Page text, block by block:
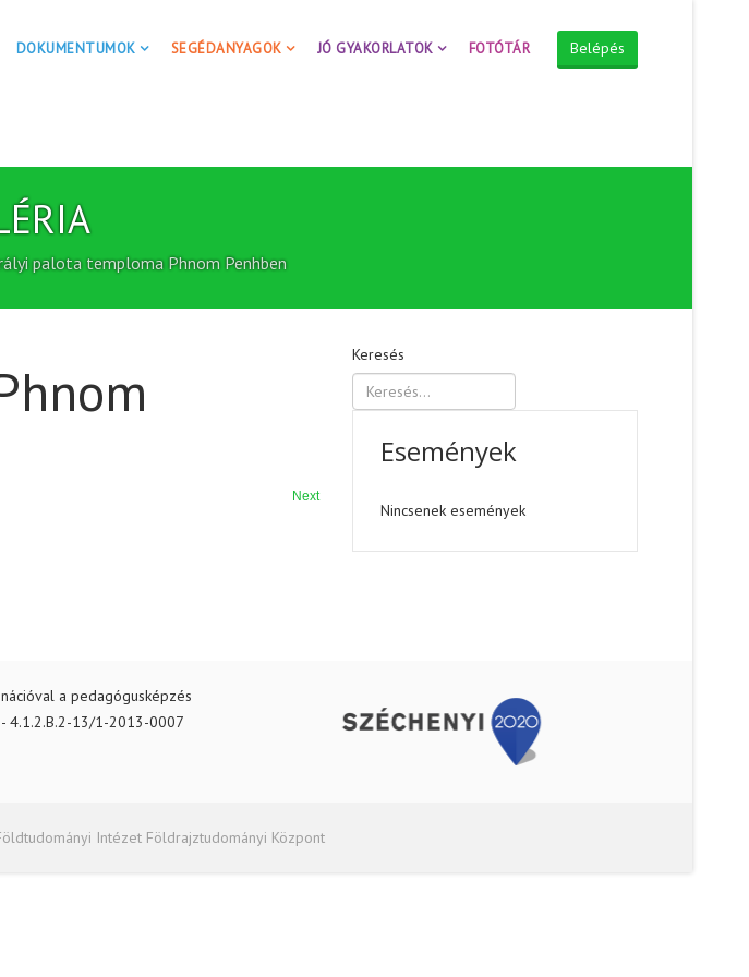
Belépés
DOKUMENTUMOK SEGÉDANYAGOK JÓ GYAKORLATOK FOTÓTÁR
palota temploma Phnom Penhben
Next
Keresés
Események
Nincsenek események
a pedagógusképzés
4.1.2.B.2-13/1-2013-0007
Intézet Földrajztudományi Központ